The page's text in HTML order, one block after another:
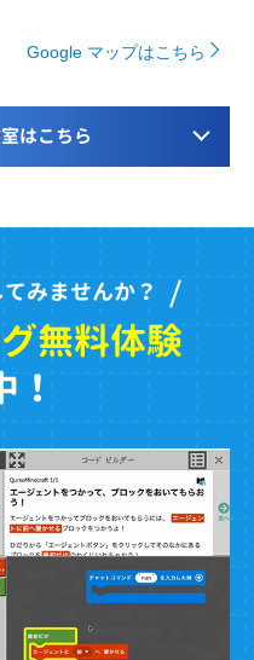
Google マップはこちら
はこちら
みませんか？
無料体験